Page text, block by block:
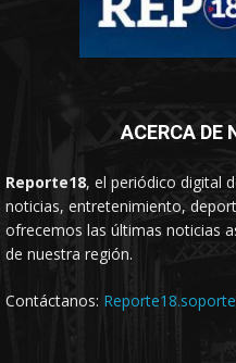
ACERCA DE
Reporte18, el periódico digital
noticias, entretenimiento,
ofrecemos las últimas noticias
de nuestra región.
Contáctanos: